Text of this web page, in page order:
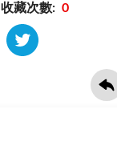
收藏次數: 0